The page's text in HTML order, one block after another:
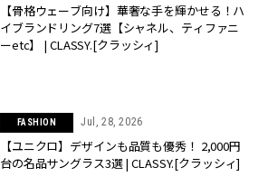
【骨格ウェーブ向け】華奢な手を輝かせる！ハ
イブランドリング7選【シャネル、ティファニ
ーetc】 | CLASSY.[クラッシィ]
FASHION Jul, 28, 2026
【ユニクロ】デザインも品質も優秀！ 2,000円
台の名品サングラス3選 | CLASSY.[クラッシィ]